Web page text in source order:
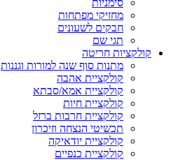
מחזיקי מפתחות
חבקים לשעונים
תגי שם
קולקציות חריטה
מתנות סוף שנה למורות וגננות
קולקציית אהבה
קולקציית אמא/סבתא
קולקציית חיות
קולקציית חרבות ברזל
תכשיטי הנצחה וזיכרון
קולקציית יודאיקה
קולקציית כנפיים